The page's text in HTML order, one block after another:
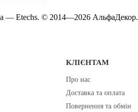
— Etechs. © 2014—2026 АльфаДекор.
КЛІЄНТАМ
Про нас
Доставка та оплата
Повернення та обмін